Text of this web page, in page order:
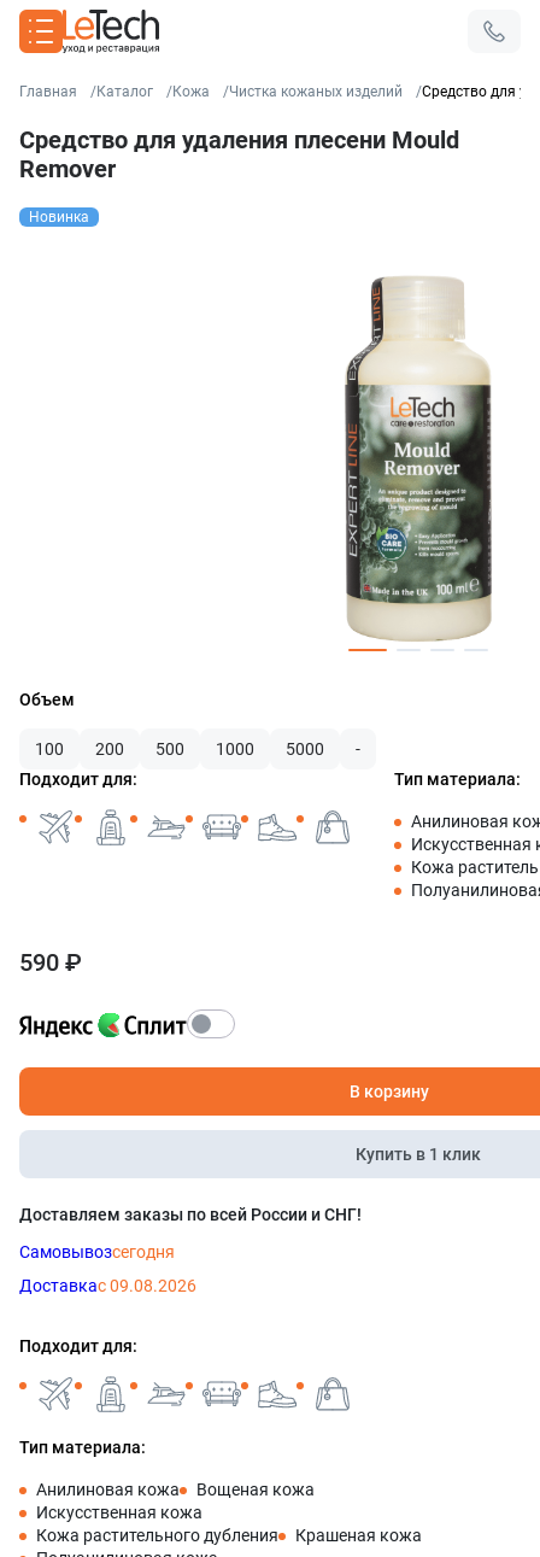
Главная Каталог Кожа Чистка кожаных изделий Средство для
Средство для удаления плесени Mould
Remover
Новинка
Объем
100 200 500 1000 5000
-
Подходит для:
Тип материала:
Анилиновая
Искусственная
Кожа
590 ₽
В корзину
Купить в 1 клик
Доставляем заказы по всей России и СНГ!
Самовывозсегодня
Доставкас 09.08.2026
Подходит для:
Тип материала:
Анилиновая кожа
Вощеная кожа
Искусственная кожа
Кожа растительного дубления
Крашеная кожа